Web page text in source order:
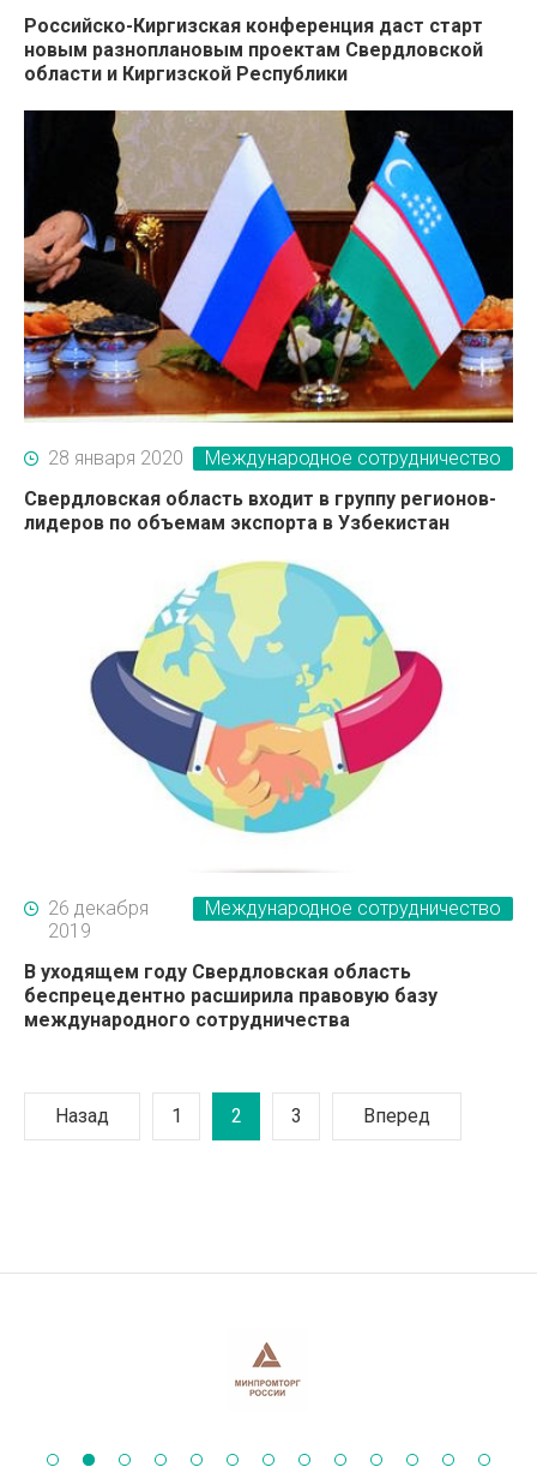
Российско-Киргизская конференция даст старт
новым разноплановым проектам Свердловской
области и Киргизской Республики
Международное сотрудничество
28 января 2020
Свердловская область входит в группу регионов-
лидеров по объемам экспорта в Узбекистан
Международное сотрудничество
26 декабря
2019
В уходящем году Свердловская область
беспрецедентно расширила правовую базу
международного сотрудничества
Назад 1 2 3 Вперед